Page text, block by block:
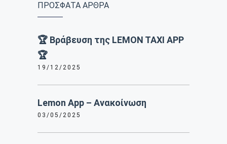
ΠΡΟΣΦΑΤΑ ΑΡΘΡΑ
🏆 Βράβευση της LEMON TAXI APP
🏆
19/12/2025
Lemon App – Ανακοίνωση
03/05/2025